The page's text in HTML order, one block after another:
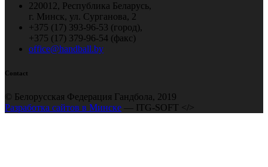
220012, Республика Беларусь,
г. Минск, ул. Сурганова, 2
+375 (17) 393-96-53 (город),
+375 (17) 379-96-54 (факс)
office@handball.by
Contact
© Белорусская Федерация Гандбола, 2019
Разработка сайтов в Минске — ITG-SOFT </>